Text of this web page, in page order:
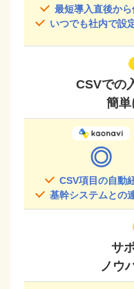
最短導入直後か
いつでも社内で設
CSVでの
簡単
◎
CSV項目の自動
基幹システムとの
サ
ノウ